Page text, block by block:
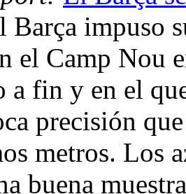
Barça impuso
el Camp Nou
fin y en el
precisión
metros. Los
buena